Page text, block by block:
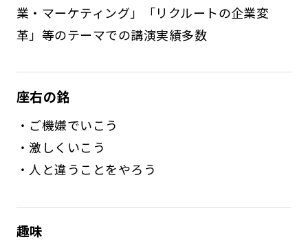
業・マーケティング」「リクルートの企業変
革」等のテーマでの講演実績多数
座右の銘
・ご機嫌でいこう
・激しくいこう
・人と違うことをやろう
趣味